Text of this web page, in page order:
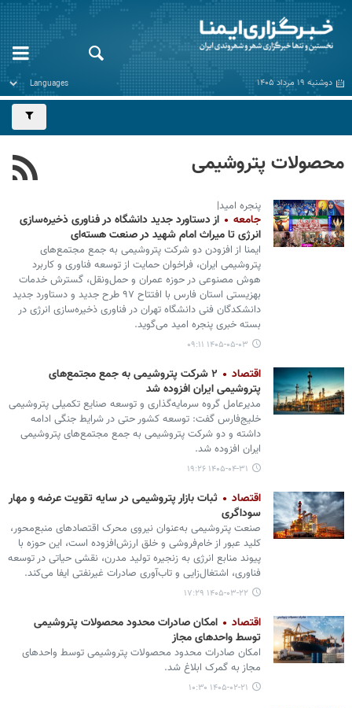
دوشنبه ۱۹ مرداد ۱۴۰۵
محصولات پتروشیمی
پنجره امید|
جامعه
از دستاورد جدید دانشگاه در فناوری ذخیره‌سازی
انرژی تا میراث امام شهید در صنعت هسته‌ای
ایمنا از افزودن دو شرکت پتروشیمی به جمع مجتمع‌های
پتروشیمی ایران، فراخوان حمایت از توسعه فناوری و کاربرد
هوش مصنوعی در حوزه عمران و حمل‌ونقل، گسترش خدمات
بهزیستی استان فارس با افتتاح ۹۷ طرح جدید و دستاورد جدید
دانشکدگان فنی دانشگاه تهران در فناوری ذخیره‌سازی انرژی در
بسته خبری پنجره امید می‌گوید.
۱۴۰۵-۰۵-۰۳ ۰۹:۱۱
اقتصاد
۲ شرکت پتروشیمی به جمع مجتمع‌های
پتروشیمی ایران افزوده شد
مدیرعامل گروه سرمایه‌گذاری و توسعه صنایع تکمیلی پتروشیمی
خلیج‌فارس گفت: توسعه کشور حتی در شرایط جنگی ادامه
داشته و دو شرکت پتروشیمی به جمع مجتمع‌های پتروشیمی
ایران افزوده شد.
۱۴۰۵-۰۴-۳۱ ۱۹:۲۶
اقتصاد
ثبات بازار پتروشیمی در سایه تقویت عرضه و مهار
سوداگری
صنعت پتروشیمی به‌عنوان نیروی محرک اقتصادهای منبع‌محور،
کلید عبور از خام‌فروشی و خلق ارزش‌افزوده است، این حوزه با
پیوند منابع انرژی به زنجیره تولید مدرن، نقشی حیاتی در توسعه
فناوری، اشتغال‌زایی و تاب‌آوری صادرات غیرنفتی ایفا می‌کند.
۱۴۰۵-۰۳-۲۲ ۱۷:۲۹
اقتصاد
امکان صادرات محدود محصولات پتروشیمی
توسط واحدهای مجاز
امکان صادرات محدود محصولات پتروشیمی توسط واحدهای
مجاز به گمرک ابلاغ شد.
۱۴۰۵-۰۲-۲۱ ۱۰:۳۰